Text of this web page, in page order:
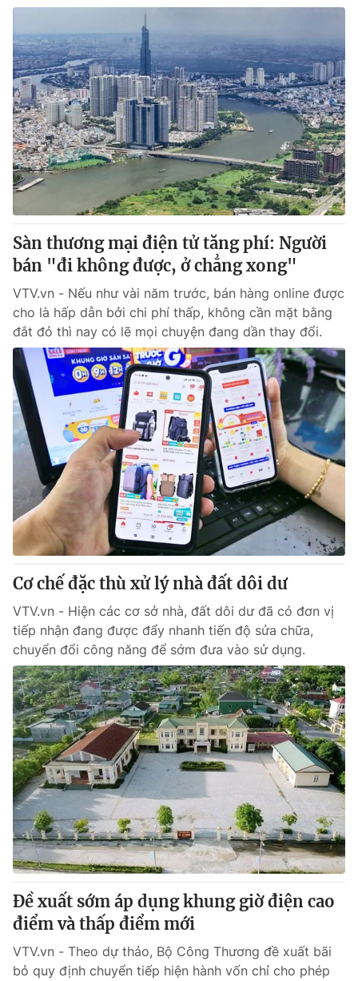
VTV Money VTV Thể thao
VTV Sức khoẻ Bất động sản
Thị trường 24h Tấm lòng Việt
VTV4 Vươn mình bằng AI
VTV9 VTV8
Liên hệ tòa soạn English
THỜI BÁO VTV
Theo dõi báo trên
Cơ quan chủ quản: Đài Truyền hình Việt Nam
Cơ quan báo chí:Thời báo VTV
Giấy phép hoạt động báo in và báo điện tử số 483/GP-BTTTT
cấp ngày 29/12/2023
Tổng Biên tập:Vũ Thanh Thủy
Phó Tổng Biên tập:Nguyễn Thị Mỹ Hạnh, Phạm Quốc Thắng,
Nguyễn Trọng Ninh
Tổng đài VTV:024.38 355 931 - 024.38 355 932
Ðiện thoại Thời báo VTV:024.66 897 897
Email:toasoan@vtv.vn
Liên hệ quảng cáo:024-7300.7108
® Cấm sao chép dưới mọi hình thức nếu không có sự chấp
thuận bằng văn bản. Ghi rõ nguồn VTV.vn khi phát hành lại
thông tin từ website này.
Sàn thương mại điện tử tăng phí: Người
bán "đi không được, ở chẳng xong"
VTV.vn - Nếu như vài năm trước, bán hàng online được
cho là hấp dẫn bởi chi phí thấp, không cần mặt bằng
đắt đỏ thì nay có lẽ mọi chuyện đang dần thay đổi.
Cơ chế đặc thù xử lý nhà đất dôi dư
VTV.vn - Hiện các cơ sở nhà, đất dôi dư đã có đơn vị
tiếp nhận đang được đẩy nhanh tiến độ sửa chữa,
chuyển đổi công năng để sớm đưa vào sử dụng.
Đề xuất sớm áp dụng khung giờ điện cao
điểm và thấp điểm mới
VTV.vn - Theo dự thảo, Bộ Công Thương đề xuất bãi
bỏ quy định chuyển tiếp hiện hành vốn chỉ cho phép